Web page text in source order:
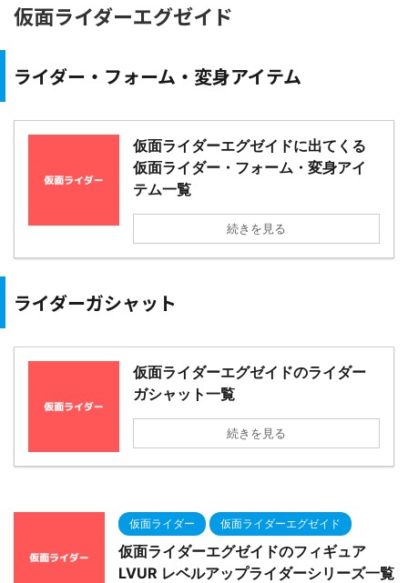
仮面ライダーエグゼイド
ライダー・フォーム・変身アイテム
仮面ライダーエグゼイドに出てくる
仮面ライダー・フォーム・変身アイ
テム一覧
続きを見る
ライダーガシャット
仮面ライダーエグゼイドのライダー
ガシャット一覧
続きを見る
仮面ライダー 仮面ライダーエグゼイド
仮面ライダーエグゼイドのフィギュア
LVUR レベルアップライダーシリーズ一覧